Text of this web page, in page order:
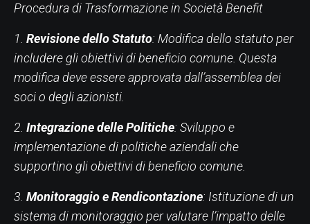
Procedura di Trasformazione in Società Benefit
1. Revisione dello Statuto: Modifica dello statuto per
includere gli obiettivi di beneficio comune. Questa
modifica deve essere approvata dall’assemblea dei
soci o degli azionisti.
2. Integrazione delle Politiche: Sviluppo e
implementazione di politiche aziendali che
supportino gli obiettivi di beneficio comune.
3. Monitoraggio e Rendicontazione: Istituzione di un
sistema di monitoraggio per valutare l’impatto delle